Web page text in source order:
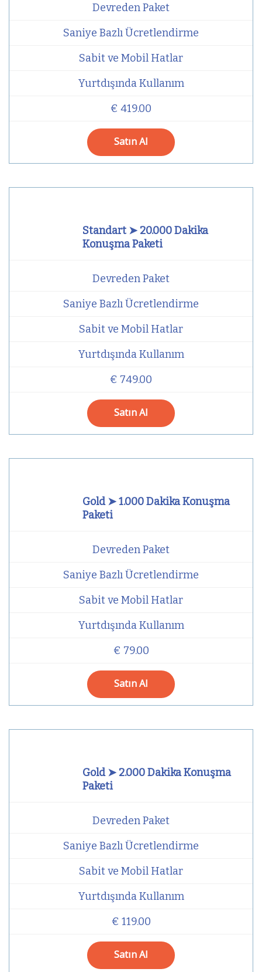
Devreden Paket
Saniye Bazlı Ücretlendirme
Sabit ve Mobil Hatlar
Yurtdışında Kullanım
€ 419.00
Satın Al
Standart ➤ 20.000 Dakika
Konuşma Paketi
Devreden Paket
Saniye Bazlı Ücretlendirme
Sabit ve Mobil Hatlar
Yurtdışında Kullanım
€ 749.00
Satın Al
Gold ➤ 1.000 Dakika Konuşma
Paketi
Devreden Paket
Saniye Bazlı Ücretlendirme
Sabit ve Mobil Hatlar
Yurtdışında Kullanım
€ 79.00
Satın Al
Gold ➤ 2.000 Dakika Konuşma
Paketi
Devreden Paket
Saniye Bazlı Ücretlendirme
Sabit ve Mobil Hatlar
Yurtdışında Kullanım
€ 119.00
Satın Al